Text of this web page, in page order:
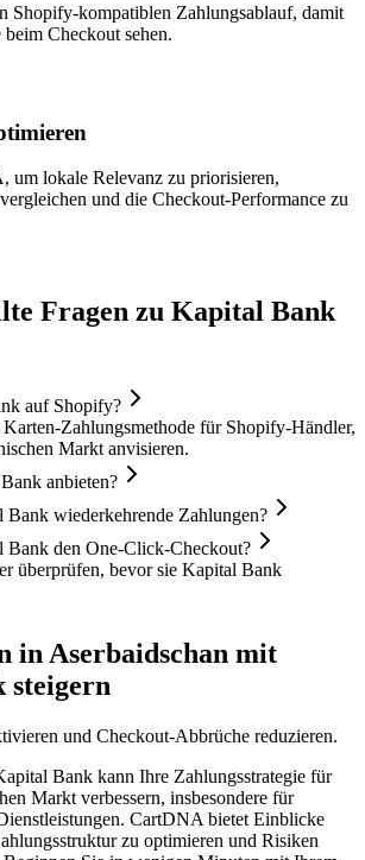
Shopify-kompatiblen Zahlungsablauf, damit
Checkout sehen.
um lokale Relevanz zu priorisieren,
und die Checkout-Performance zu
Fragen zu Kapital Bank
auf Shopify?
Zahlungsmethode für Shopify-Händler,
Markt anvisieren.
anbieten?
Bank wiederkehrende Zahlungen?
Bank den One-Click-Checkout?
überprüfen, bevor sie Kapital Bank
in Aserbaidschan mit
steigern
und Checkout-Abbrüche reduzieren.
Bank kann Ihre Zahlungsstrategie für
Markt verbessern, insbesondere für
CartDNA bietet Einblicke
zu optimieren und Risiken